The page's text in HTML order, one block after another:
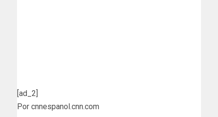
[ad_2]
Por cnnespanol.cnn.com